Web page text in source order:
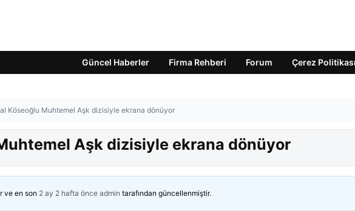
Güncel Haberler Firma Rehberi Forum Çerez Politikası
Köseoğlu Muhtemel Aşk dizisiyle ekrana dönüyor
Aşk dizisiyle ekrana dönüyor
ve en son 2 ay 2 hafta önce admin tarafından güncellenmiştir.